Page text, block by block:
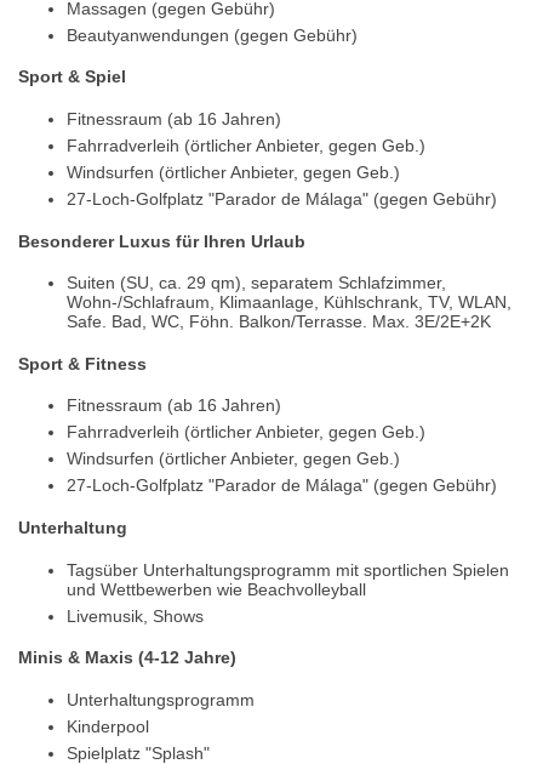
Massagen (gegen Gebühr)
Beautyanwendungen (gegen Gebühr)
Sport & Spiel
Fitnessraum (ab 16 Jahren)
Fahrradverleih (örtlicher Anbieter, gegen Geb.)
Windsurfen (örtlicher Anbieter, gegen Geb.)
27-Loch-Golfplatz "Parador de Málaga" (gegen Gebühr)
Besonderer Luxus für Ihren Urlaub
Suiten (SU, ca. 29 qm), separatem Schlafzimmer,
Wohn-/Schlafraum, Klimaanlage, Kühlschrank, TV, WLAN,
Safe. Bad, WC, Föhn. Balkon/Terrasse. Max. 3E/2E+2K
Sport & Fitness
Fitnessraum (ab 16 Jahren)
Fahrradverleih (örtlicher Anbieter, gegen Geb.)
Windsurfen (örtlicher Anbieter, gegen Geb.)
27-Loch-Golfplatz "Parador de Málaga" (gegen Gebühr)
Unterhaltung
Tagsüber Unterhaltungsprogramm mit sportlichen Spielen
und Wettbewerben wie Beachvolleyball
Livemusik, Shows
Minis & Maxis (4-12 Jahre)
Unterhaltungsprogramm
Kinderpool
Spielplatz "Splash"